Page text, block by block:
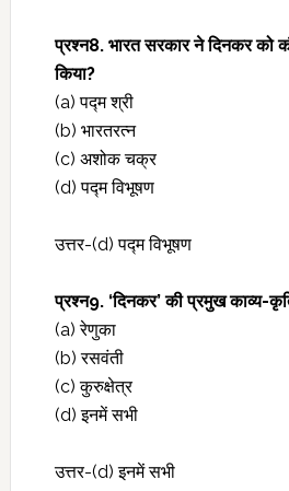
प्रश्‍न8. भारत सरकार ने दिनकर को
किया?
(a) पद्म श्री
(b) भारतरत्न
(c) अशोक चक्र
(d) पद्म विभूषण
उत्तर-(d) पद्म विभूषण
प्रश्‍न9. ‘दिनकर’ की प्रमुख काव्य-
(a) रेणुका
(b) रसवंती
(c) कुरुक्षेत्र
(d) इनमें सभी
उत्तर-(d) इनमें सभी